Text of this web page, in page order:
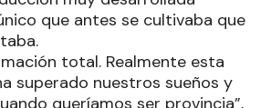
que antes se cultivaba que
total. Realmente esta
superado nuestros sueños y
queríamos ser provincia”,